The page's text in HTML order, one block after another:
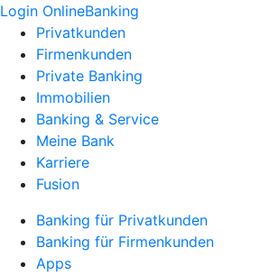
Login OnlineBanking
Privatkunden
Firmenkunden
Private Banking
Immobilien
Banking & Service
Meine Bank
Karriere
Fusion
Banking für Privatkunden
Banking für Firmenkunden
Apps